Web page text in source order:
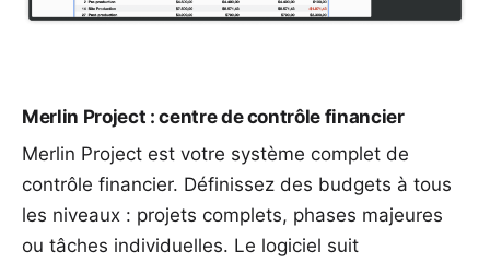
Merlin Project : centre de contrôle financier
Merlin Project est votre système complet de
contrôle financier. Définissez des budgets à tous
les niveaux : projets complets, phases majeures
ou tâches individuelles. Le logiciel suit